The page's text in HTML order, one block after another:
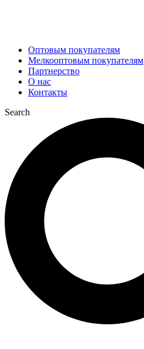
Оптовым покупателям
Мелкооптовым покупателям
Партнерство
О нас
Контакты
Search